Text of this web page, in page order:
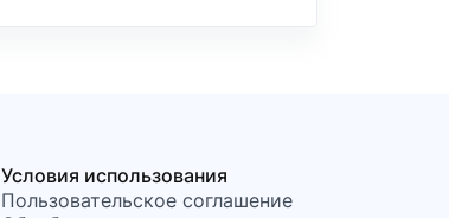
Условия использования
Пользовательское соглашение